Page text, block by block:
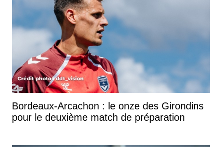
Bordeaux-Arcachon : le onze des Girondins
pour le deuxième match de préparation